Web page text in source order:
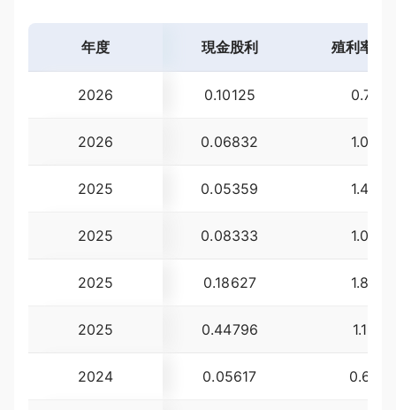
年度 現金股利 殖利率(%)
2026 0.10125 0.71
2026 0.06832 1.00
2025 0.05359 1.47
2025 0.08333 1.07
2025 0.18627 1.83
2025 0.44796 1.19
2024 0.05617 0.60